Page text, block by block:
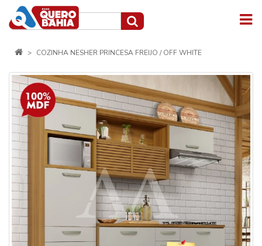
COZINHA NESHER PRINCESA FREIJO / OFF WHITE